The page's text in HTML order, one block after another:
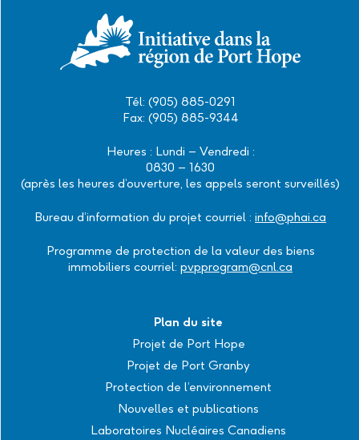
Tél: (905) 885-0291
Fax: (905) 885-9344
Heures : Lundi – Vendredi :
0830 – 1630
(après les heures d’ouverture, les appels seront surveillés)
Bureau d’information du projet courriel : info@phai.ca
Programme de protection de la valeur des biens
immobiliers courriel: pvpprogram@cnl.ca
Plan du site
Projet de Port Hope
Projet de Port Granby
Protection de l’environnement
Nouvelles et publications
Laboratoires Nucléaires Canadiens